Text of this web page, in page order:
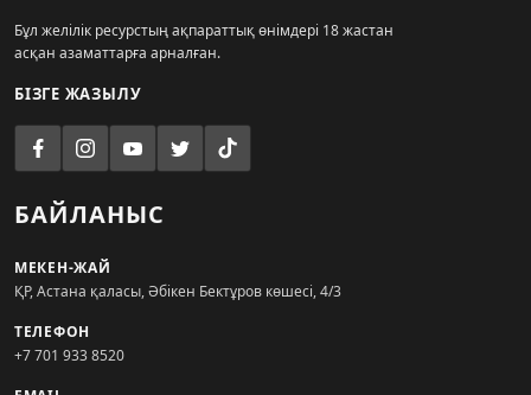
Бұл желілік ресурстың ақпараттық өнімдері 18 жастан
асқан азаматтарға арналған.
БІЗГЕ ЖАЗЫЛУ
БАЙЛАНЫС
МЕКЕН-ЖАЙ
ҚР, Астана қаласы, Әбікен Бектұров көшесі, 4/3
ТЕЛЕФОН
+7 701 933 8520